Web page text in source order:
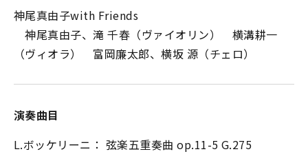
神尾真由子with Friends
神尾真由子、滝 千春（ヴァイオリン） 横溝耕一
（ヴィオラ） 富岡廉太郎、横坂 源（チェロ）
演奏曲目
L.ボッケリーニ： 弦楽五重奏曲 op.11-5 G.275